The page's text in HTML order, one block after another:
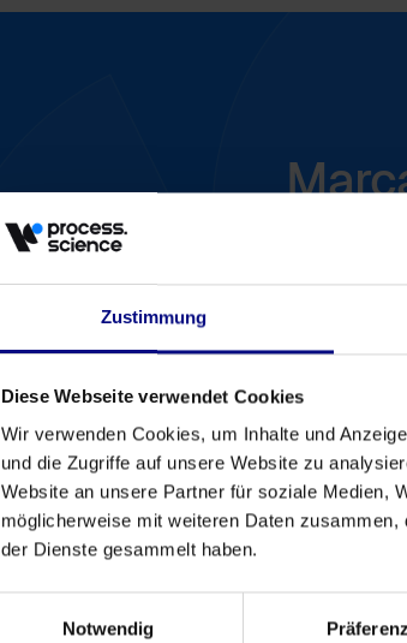
Zustimmung
Diese Webseite verwendet Cookies
Wir verwenden Cookies, um Inhalte und
und die Zugriffe auf unsere Website zu
Website an unsere Partner für soziale Medien,
möglicherweise mit weiteren Daten
der Dienste gesammelt haben.
Notwendig